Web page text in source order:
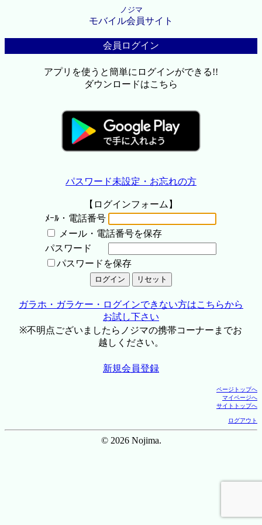
ノジマ
モバイル会員サイト
会員ログイン
アプリを使うと簡単にログインができる!!
ダウンロードはこちら
パスワード未設定・お忘れの方
【ログインフォーム】
ﾒｰﾙ・電話番号
メール・電話番号を保存
パスワード
パスワードを保存
ガラホ・ガラケー・ログインできない方はこちらから
お試し下さい
※不明点ございましたらノジマの携帯コーナーまでお
越しください。
新規会員登録
ページトップへ
マイページへ
サイトトップへ
ログアウト
© 2026 Nojima.